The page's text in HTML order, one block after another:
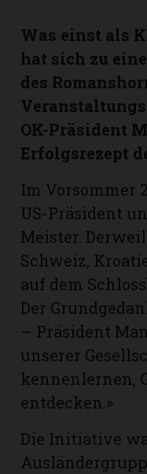
Was einst als
hat sich zu
des
OK-Präsident
Erfolgsrezept
Im Vorsommer
US-Präsident
Meister.
Schweiz,
auf dem
Der
– Präsident
unserer
kennenlernen,
entdecken.»
Die Initiative